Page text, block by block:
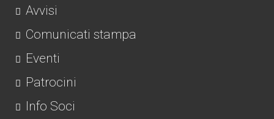
Avvisi
Comunicati stampa
Eventi
Patrocini
Info Soci